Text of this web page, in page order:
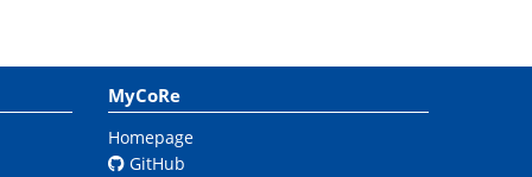
MyCoRe
Homepage
GitHub